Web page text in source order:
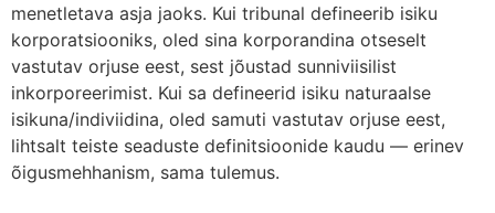
menetletava asja jaoks. Kui tribunal defineerib isiku
korporatsiooniks, oled sina korporandina otseselt
vastutav orjuse eest, sest jõustad sunniviisilist
inkorporeerimist. Kui sa defineerid isiku naturaalse
isikuna/indiviidina, oled samuti vastutav orjuse eest,
lihtsalt teiste seaduste definitsioonide kaudu — erinev
õigusmehhanism, sama tulemus.